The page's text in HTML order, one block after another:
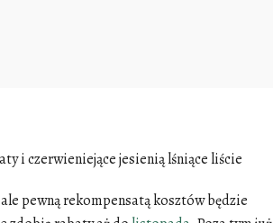
i czerwieniejące jesienią lśniące liście
pewną rekompensatą kosztów będzie